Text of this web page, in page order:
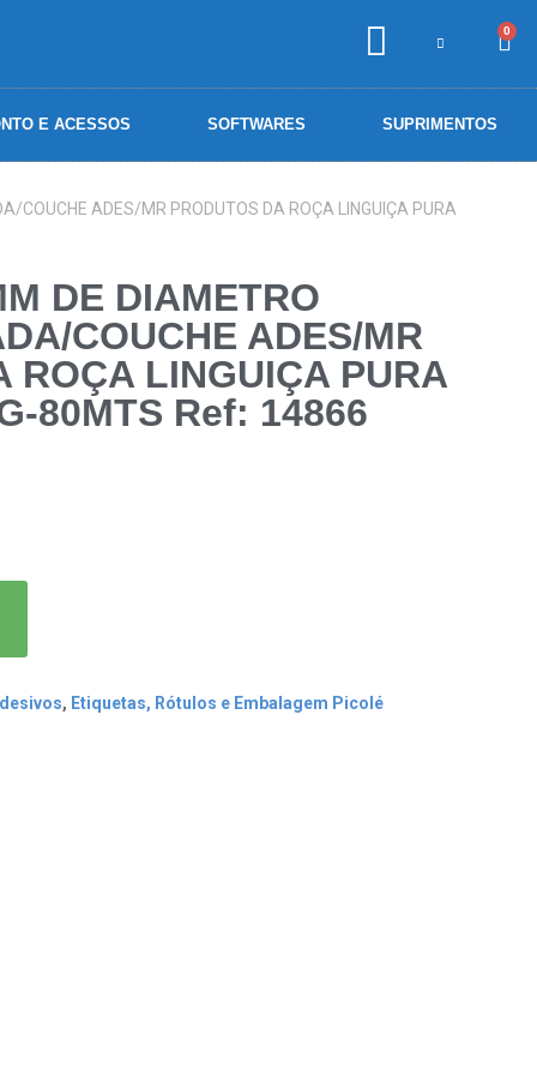
0
E ACESSOS SOFTWARES SUPRIMENTOS
COUCHE ADES/MR PRODUTOS DA ROÇA LINGUIÇA PURA
DE DIAMETRO
COUCHE ADES/MR
ROÇA LINGUIÇA PURA
80MTS Ref: 14866
, Etiquetas, Rótulos e Embalagem Picolé